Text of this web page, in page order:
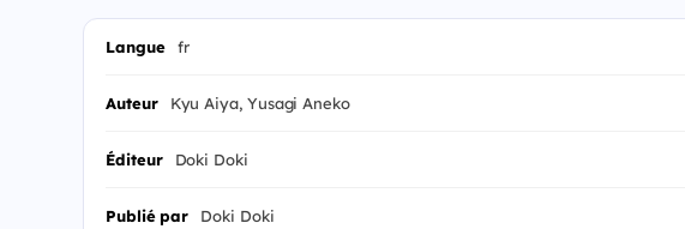
Langue fr
Auteur Kyu Aiya, Yusagi Aneko
Éditeur Doki Doki
Publié par Doki Doki